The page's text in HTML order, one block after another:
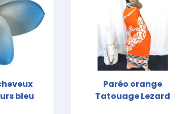
bleu
Paréo orange
Tatouage Lezard